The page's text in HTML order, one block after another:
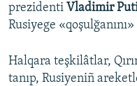
prezidenti Vladimir
Rusiyege
Halqara teşkilâtlar,
tanıp, Rusiyeniñ